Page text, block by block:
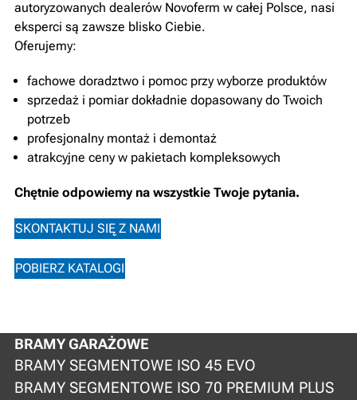
autoryzowanych dealerów Novoferm w całej Polsce, nasi
eksperci są zawsze blisko Ciebie.
Oferujemy:
fachowe doradztwo i pomoc przy wyborze produktów
sprzedaż i pomiar dokładnie dopasowany do Twoich
potrzeb
profesjonalny montaż i demontaż
atrakcyjne ceny w pakietach kompleksowych
Chętnie odpowiemy na wszystkie Twoje pytania.
SKONTAKTUJ SIĘ Z NAMI
POBIERZ KATALOGI
BRAMY GARAŻOWE
BRAMY SEGMENTOWE ISO 45 EVO
BRAMY SEGMENTOWE ISO 70 PREMIUM PLUS